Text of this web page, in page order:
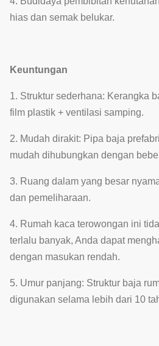
hias dan semak belukar.
Keuntungan
1. Struktur sederhana: Kerangka
film plastik + ventilasi samping.
2. Mudah dirakit: Pipa baja
mudah dihubungkan dengan
3. Ruang dalam yang besar
dan pemeliharaan.
4. Rumah kaca terowongan ini
terlalu banyak, Anda dapat
dengan masukan rendah.
5. Umur panjang: Struktur baja
digunakan selama lebih dari 10